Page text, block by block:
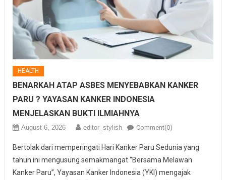
HEALTH
BENARKAH ATAP ASBES MENYEBABKAN KANKER
PARU ? YAYASAN KANKER INDONESIA
MENJELASKAN BUKTI ILMIAHNYA
August 6, 2026 editor_stylish Comment(0)
Bertolak dari memperingati Hari Kanker Paru Sedunia yang
tahun ini mengusung semakmangat “Bersama Melawan
Kanker Paru”, Yayasan Kanker Indonesia (YKI) mengajak